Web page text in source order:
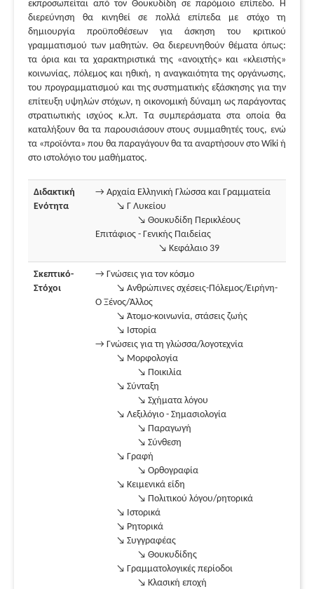
εκπροσωπείται από τον Θουκυδίδη σε παρόμοιο επίπεδο. Η
διερεύνηση θα κινηθεί σε πολλά επίπεδα με στόχο τη
δημιουργία προϋποθέσεων για άσκηση του κριτικού
γραμματισμού των μαθητών. Θα διερευνηθούν θέματα όπως:
τα όρια και τα χαρακτηριστικά της «ανοιχτής» και «κλειστής»
κοινωνίας, πόλεμος και ηθική, η αναγκαιότητα της οργάνωσης,
του προγραμματισμού και της συστηματικής εξάσκησης για την
επίτευξη υψηλών στόχων, η οικονομική δύναμη ως παράγοντας
στρατιωτικής ισχύος κ.λπ. Τα συμπεράσματα στα οποία θα
καταλήξουν θα τα παρουσιάσουν στους συμμαθητές τους, ενώ
τα «προϊόντα» που θα παραγάγουν θα τα αναρτήσουν στο Wiki ή
στο ιστολόγιο του μαθήματος.
Διδακτική
Ενότητα
→ Αρχαία Ελληνική Γλώσσα και Γραμματεία
↘ Γ Λυκείου
↘ Θουκυδίδη Περικλέους
Επιτάφιος - Γενικής Παιδείας
↘ Κεφάλαιο 39
Σκεπτικό-
Στόχοι
→ Γνώσεις για τον κόσμο
↘ Ανθρώπινες σχέσεις-Πόλεμος/Ειρήνη-
Ο Ξένος/Άλλος
↘ Άτομο-κοινωνία, στάσεις ζωής
↘ Ιστορία
→ Γνώσεις για τη γλώσσα/λογοτεχνία
↘ Μορφολογία
↘ Ποικιλία
↘ Σύνταξη
↘ Σχήματα λόγου
↘ Λεξιλόγιο - Σημασιολογία
↘ Παραγωγή
↘ Σύνθεση
↘ Γραφή
↘ Ορθογραφία
↘ Κειμενικά είδη
↘ Πολιτικού λόγου/ρητορικά
↘ Ιστορικά
↘ Ρητορικά
↘ Συγγραφέας
↘ Θουκυδίδης
↘ Γραμματολογικές περίοδοι
↘ Κλασική εποχή